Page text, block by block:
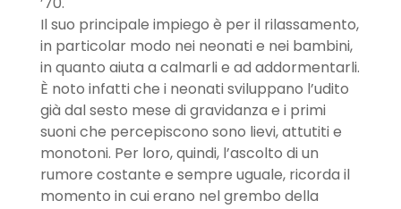
Il suo principale impiego è per il rilassamento,
in particolar modo nei neonati e nei bambini,
in quanto aiuta a calmarli e ad addormentarli.
È noto infatti che i neonati sviluppano l’udito
già dal sesto mese di gravidanza e i primi
suoni che percepiscono sono lievi, attutiti e
monotoni. Per loro, quindi, l’ascolto di un
rumore costante e sempre uguale, ricorda il
momento in cui erano nel grembo della